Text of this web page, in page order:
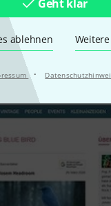
Geht klar
ablehnen
·